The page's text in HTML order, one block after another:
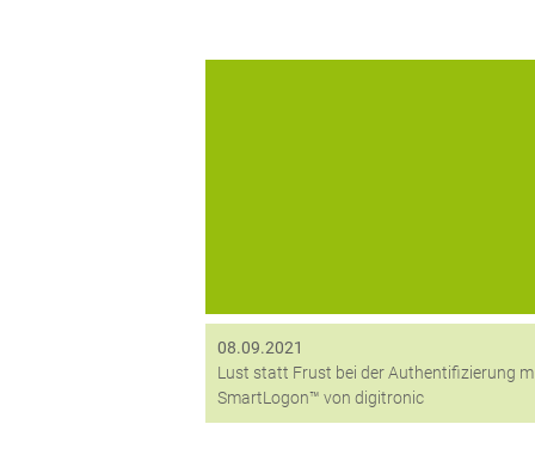
08.09.2021
Lust statt Frust bei der Authentifizierung
SmartLogon™ von digitronic